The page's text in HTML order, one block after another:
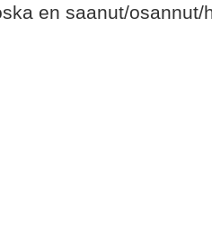
en saanut/osannut/